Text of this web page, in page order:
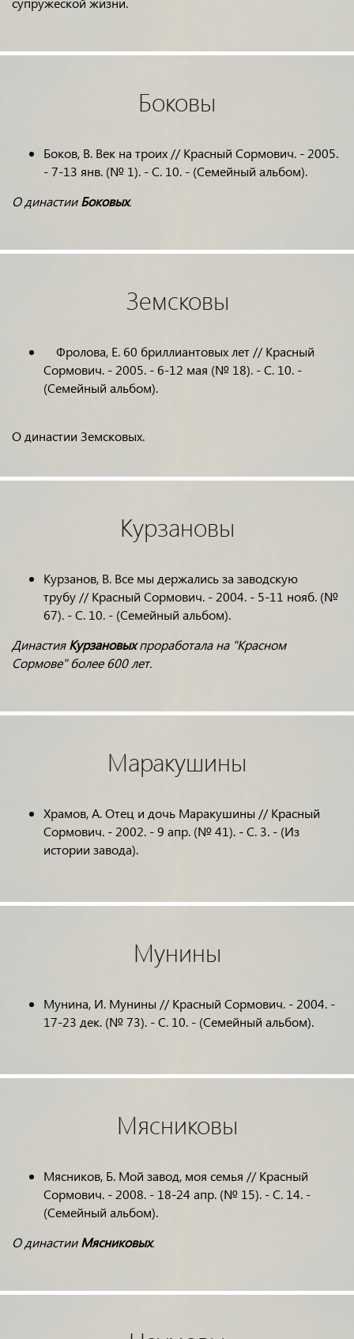
Боковы
Боков, В. Век на троих // Красный Сормович. - 2005.
- 7-13 янв. (№ 1). - С. 10. - (Семейный альбом).
О династииБоковых.
Земсковы
Фролова, Е. 60 бриллиантовых лет // Красный
Сормович. - 2005. - 6-12 мая (№ 18). - С. 10. -
(Семейный альбом).
О династии Земсковых.
Курзановы
Курзанов, В. Все мы держались за заводскую
трубу // Красный Сормович. - 2004. - 5-11 нояб. (№
67). - С. 10. - (Семейный альбом).
ДинастияКурзановыхпроработала на "Красном
Сормове" более 600 лет.
Маракушины
Храмов, А. Отец и дочь Маракушины // Красный
Сормович. - 2002. - 9 апр. (№ 41). - С. 3. - (Из
истории завода).
Мунины
Мунина, И. Мунины // Красный Сормович. - 2004. -
17-23 дек. (№ 73). - С. 10. - (Семейный альбом).
Мясниковы
Мясников, Б. Мой завод, моя семья // Красный
Сормович. - 2008. - 18-24 апр. (№ 15). - С. 14. -
(Семейный альбом).
О династииМясниковых.